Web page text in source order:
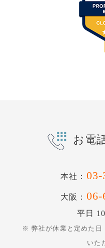
お電
本社： 03-
大阪： 06-
平日
※ 弊社が休業と定めた日
いた